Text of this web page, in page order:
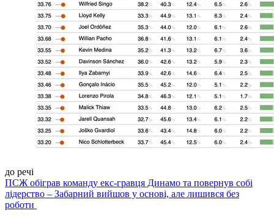
до речі
ПСЖ обіграв команду екс-гравця Динамо та повернув собі
лідерство – Забарний вийшов у основі, але лишився без
роботи